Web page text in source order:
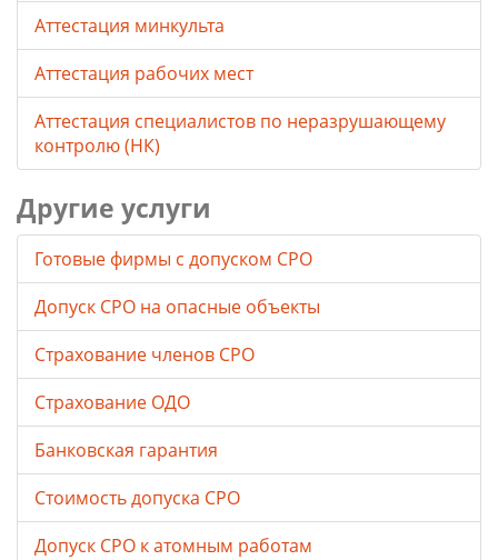
Аттестация минкульта
Аттестация рабочих мест
Аттестация специалистов по неразрушающему
контролю (НК)
Другие услуги
Готовые фирмы с допуском СРО
Допуск СРО на опасные объекты
Страхование членов СРО
Страхование ОДО
Банковская гарантия
Стоимость допуска СРО
Допуск СРО к атомным работам